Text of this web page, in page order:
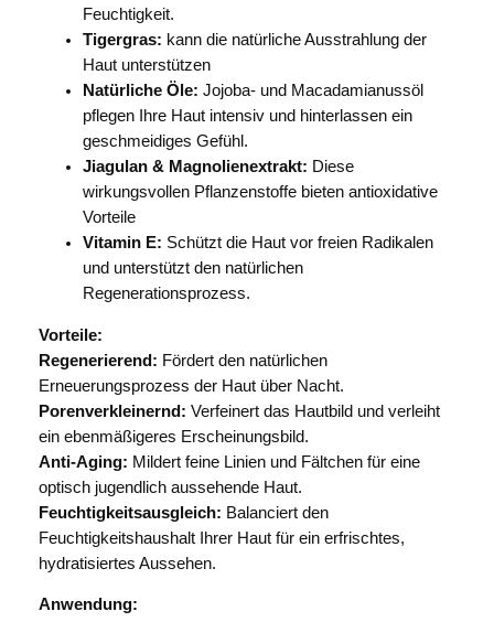
Feuchtigkeit.
Tigergras: kann die natürliche Ausstrahlung der
Haut unterstützen
Natürliche Öle: Jojoba- und Macadamianussöl
pflegen Ihre Haut intensiv und hinterlassen ein
geschmeidiges Gefühl.
Jiagulan & Magnolienextrakt: Diese
wirkungsvollen Pflanzenstoffe bieten antioxidative
Vorteile
Vitamin E: Schützt die Haut vor freien Radikalen
und unterstützt den natürlichen
Regenerationsprozess.
Vorteile:
Regenerierend: Fördert den natürlichen
Erneuerungsprozess der Haut über Nacht.
Porenverkleinernd: Verfeinert das Hautbild und verleiht
ein ebenmäßigeres Erscheinungsbild.
Anti-Aging: Mildert feine Linien und Fältchen für eine
optisch jugendlich aussehende Haut.
Feuchtigkeitsausgleich: Balanciert den
Feuchtigkeitshaushalt Ihrer Haut für ein erfrischtes,
hydratisiertes Aussehen.
Anwendung: